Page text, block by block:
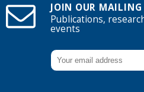
JOIN OUR MAILING
Publications,
events